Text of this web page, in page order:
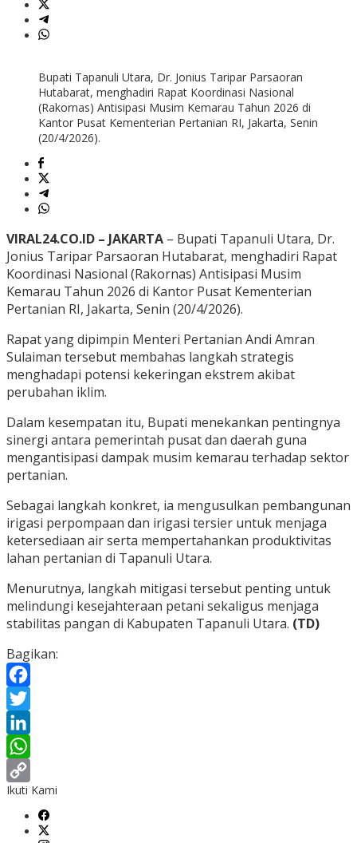
Bupati Tapanuli Utara, Dr. Jonius Taripar Parsaoran
Hutabarat, menghadiri Rapat Koordinasi Nasional
(Rakornas) Antisipasi Musim Kemarau Tahun 2026 di
Kantor Pusat Kementerian Pertanian RI, Jakarta, Senin
(20/4/2026).
VIRAL24.CO.ID – JAKARTA – Bupati Tapanuli Utara, Dr.
Jonius Taripar Parsaoran Hutabarat, menghadiri Rapat
Koordinasi Nasional (Rakornas) Antisipasi Musim
Kemarau Tahun 2026 di Kantor Pusat Kementerian
Pertanian RI, Jakarta, Senin (20/4/2026).
Rapat yang dipimpin Menteri Pertanian Andi Amran
Sulaiman tersebut membahas langkah strategis
menghadapi potensi kekeringan ekstrem akibat
perubahan iklim.
Dalam kesempatan itu, Bupati menekankan pentingnya
sinergi antara pemerintah pusat dan daerah guna
mengantisipasi dampak musim kemarau terhadap sektor
pertanian.
Sebagai langkah konkret, ia mengusulkan pembangunan
irigasi perpompaan dan irigasi tersier untuk menjaga
ketersediaan air serta mempertahankan produktivitas
lahan pertanian di Tapanuli Utara.
Menurutnya, langkah mitigasi tersebut penting untuk
melindungi kesejahteraan petani sekaligus menjaga
stabilitas pangan di Kabupaten Tapanuli Utara. (TD)
Bagikan:
Facebook
Twitter
LinkedIn
WhatsApp
Copy
Link
Ikuti Kami